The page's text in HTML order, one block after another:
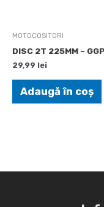
MOTOCOSITORI
DISC 2T 225MM – GGP
29,99 lei
Adaugă în coș